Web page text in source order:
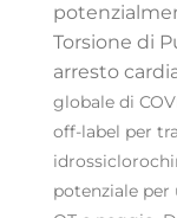
Torsione di
arresto
globale di
off-label per
potenziale